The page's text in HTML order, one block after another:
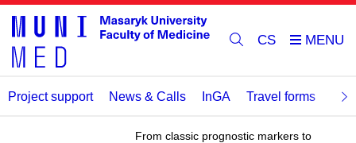
CS
Project support News & Calls InGA Travel forms
From classic prognostic markers to